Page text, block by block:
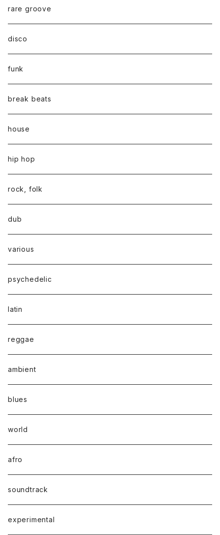
rare groove
disco
funk
break beats
house
hip hop
rock, folk
dub
various
psychedelic
latin
reggae
ambient
blues
world
afro
soundtrack
experimental